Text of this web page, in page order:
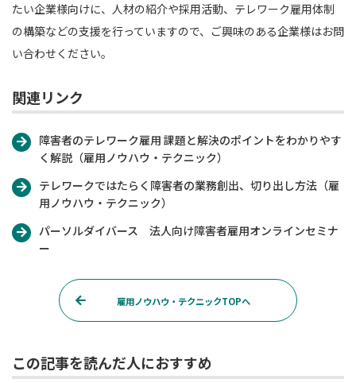
たい企業様向けに、人材の紹介や採用活動、テレワーク雇用体制
の構築などの支援を行っていますので、ご興味のある企業様はお問
い合わせください。
関連リンク
障害者のテレワーク雇用 課題と解決のポイントをわかりやす
く解説（雇用ノウハウ・テクニック）
テレワークではたらく障害者の業務創出、切り出し方法（雇
用ノウハウ・テクニック）
パーソルダイバース 法人向け障害者雇用オンラインセミナ
ー
雇用ノウハウ・テクニックTOPへ
この記事を読んだ人におすすめ